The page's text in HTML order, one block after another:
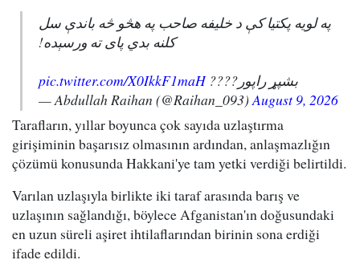
په لویه پکتیا کې د خلیفه صاحب په هڅو څه باندې سل
کلنه بدي پای ته ورسېده!
بشپړ راپور????pic.twitter.com/X0IkkF1maH
— Abdullah Raihan (@Raihan_093)August 9, 2026
Tarafların, yıllar boyunca çok sayıda uzlaştırma
girişiminin başarısız olmasının ardından, anlaşmazlığın
çözümü konusunda Hakkani'ye tam yetki verdiği belirtildi.
Varılan uzlaşıyla birlikte iki taraf arasında barış ve
uzlaşının sağlandığı, böylece Afganistan'ın doğusundaki
en uzun süreli aşiret ihtilaflarından birinin sona erdiği
ifade edildi.